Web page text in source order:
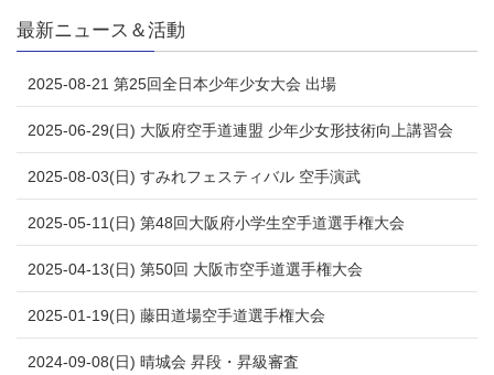
最新ニュース＆活動
2025-08-21 第25回全日本少年少女大会 出場
2025-06-29(日) 大阪府空手道連盟 少年少女形技術向上講習会
2025-08-03(日) すみれフェスティバル 空手演武
2025-05-11(日) 第48回大阪府小学生空手道選手権大会
2025-04-13(日) 第50回 大阪市空手道選手権大会
2025-01-19(日) 藤田道場空手道選手権大会
2024-09-08(日) 晴城会 昇段・昇級審査